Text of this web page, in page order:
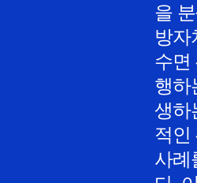
을
방자
수면
행하
생하
적인
사례